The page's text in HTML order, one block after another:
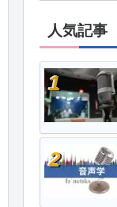
人気記事